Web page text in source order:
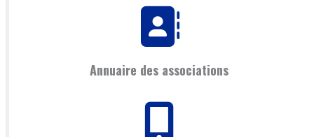
Annuaire des associations